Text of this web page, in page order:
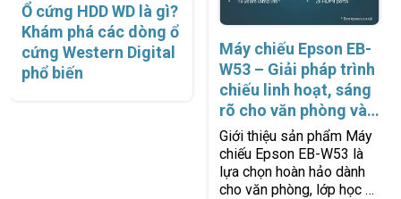
Ổ cứng HDD WD là gì?
Khám phá các dòng ổ
cứng Western Digital
phổ biến
Máy chiếu Epson EB-
W53 – Giải pháp trình
chiếu linh hoạt, sáng
rõ cho văn phòng và
lớp học
Giới thiệu sản phẩm Máy
chiếu Epson EB-W53 là
lựa chọn hoàn hảo dành
cho văn phòng, lớp học và